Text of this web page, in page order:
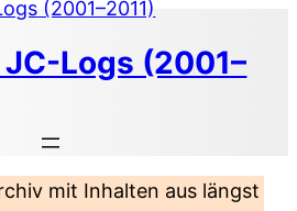
Logs (2001–
mit Inhalten aus längst